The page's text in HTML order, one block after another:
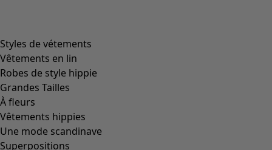
Styles de vétements
Vêtements en lin
Robes de style hippie
Grandes Tailles
À fleurs
Vêtements hippies
Une mode scandinave
Superpositions